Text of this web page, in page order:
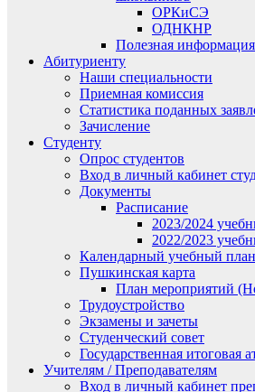
ОРКиСЭ
ОДНКНР
Полезная информация
Абитуриенту
Наши специальности
Приемная комиссия
Статистика поданных
Зачисление
Студенту
Опрос студентов
Вход в личный кабинет
Документы
Расписание
2023/2024
2022/2023
Календарный учебный план
Пушкинская карта
План мероприятий
Трудоустройство
Экзамены и зачеты
Студенческий совет
Государственная итоговая
Учителям / Преподавателям
Вход в личный кабинет